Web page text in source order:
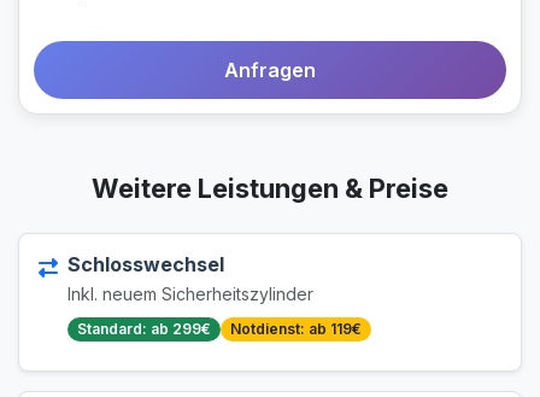
Anfragen
Weitere Leistungen & Preise
Schlosswechsel
Inkl. neuem Sicherheitszylinder
Standard: ab 299€ Notdienst: ab 119€